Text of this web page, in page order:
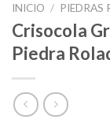
INICIO / PIEDRAS
Crisocola
Piedra